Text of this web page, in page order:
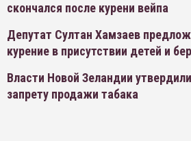
скончался после курени вейпа
Депутат Султан Хамзаев
курение в присутствии детей и
Власти Новой Зеландии
запрету продажи табака